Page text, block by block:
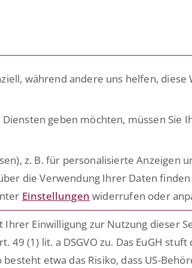
Zukünftig mehr über ESCRIBA
Einfach hier für unseren E-Mail
Ich habe die Hinweise zum
genommen.*
während andere uns helfen, diese
geben möchten, müssen Sie
z. B. für personalisierte Anzeigen
die Verwendung Ihrer Daten finden
Einstellungen widerrufen oder
Einwilligung zur Nutzung dieser
(1) lit. a DSGVO zu. Das EuGH stuft
etwa das Risiko, dass US-